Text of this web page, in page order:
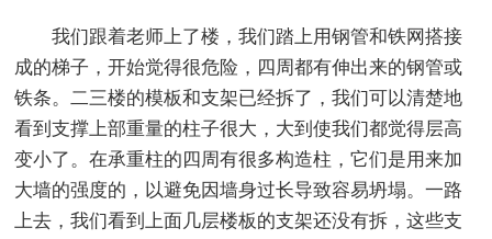
我们跟着老师上了楼，我们踏上用钢管和铁网搭接
成的梯子，开始觉得很危险，四周都有伸出来的钢管或
铁条。二三楼的模板和支架已经拆了，我们可以清楚地
看到支撑上部重量的柱子很大，大到使我们都觉得层高
变小了。在承重柱的四周有很多构造柱，它们是用来加
大墙的强度的，以避免因墙身过长导致容易坍塌。一路
上去，我们看到上面几层楼板的支架还没有拆，这些支